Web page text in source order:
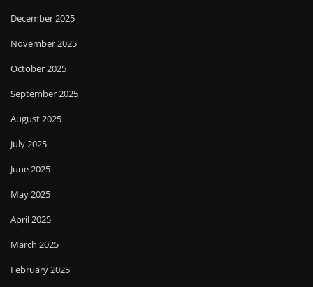
December 2025
November 2025
October 2025
September 2025
August 2025
July 2025
June 2025
May 2025
April 2025
March 2025
February 2025